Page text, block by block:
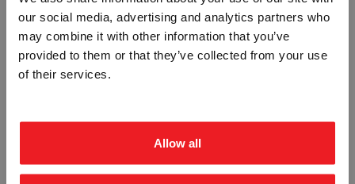
our social media, advertising and analytics partners who
may combine it with other information that you’ve
provided to them or that they’ve collected from your use
of their services.
Allow all
320 MS AKSELLASTGRENSE -
Frakr 2 518,75
322 MS BOGGILASTGRENSE -
Frakr 2 518,75
BEDRIFT PRIVAT